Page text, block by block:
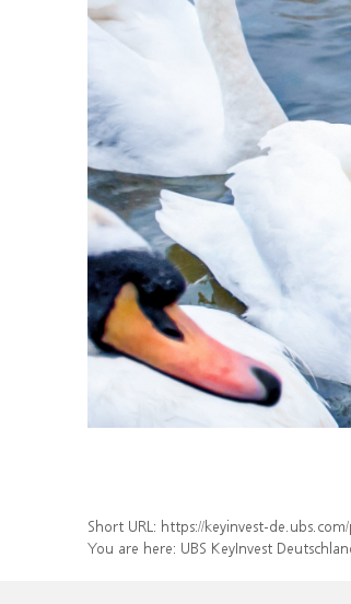
Short URL: https://keyinvest-
You are here: UBS KeyInvest